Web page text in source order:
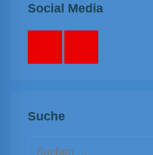
Social Media
Suche
Suchen